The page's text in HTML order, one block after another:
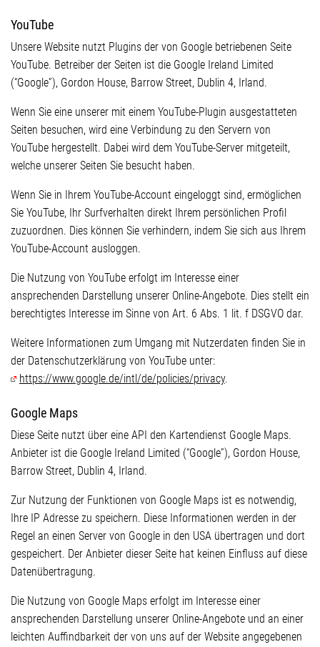
YouTube
Unsere Website nutzt Plugins der von Google betriebenen Seite
YouTube. Betreiber der Seiten ist die Google Ireland Limited
(“Google”), Gordon House, Barrow Street, Dublin 4, Irland.
Wenn Sie eine unserer mit einem YouTube-Plugin ausgestatteten
Seiten besuchen, wird eine Verbindung zu den Servern von
YouTube hergestellt. Dabei wird dem YouTube-Server mitgeteilt,
welche unserer Seiten Sie besucht haben.
Wenn Sie in Ihrem YouTube-Account eingeloggt sind, ermöglichen
Sie YouTube, Ihr Surfverhalten direkt Ihrem persönlichen Profil
zuzuordnen. Dies können Sie verhindern, indem Sie sich aus Ihrem
YouTube-Account ausloggen.
Die Nutzung von YouTube erfolgt im Interesse einer
ansprechenden Darstellung unserer Online-Angebote. Dies stellt ein
berechtigtes Interesse im Sinne von Art. 6 Abs. 1 lit. f DSGVO dar.
Weitere Informationen zum Umgang mit Nutzerdaten finden Sie in
der Datenschutzerklärung von YouTube unter:
https://www.google.de/intl/de/policies/privacy.
Google Maps
Diese Seite nutzt über eine API den Kartendienst Google Maps.
Anbieter ist die Google Ireland Limited (“Google”), Gordon House,
Barrow Street, Dublin 4, Irland.
Zur Nutzung der Funktionen von Google Maps ist es notwendig,
Ihre IP Adresse zu speichern. Diese Informationen werden in der
Regel an einen Server von Google in den USA übertragen und dort
gespeichert. Der Anbieter dieser Seite hat keinen Einfluss auf diese
Datenübertragung.
Die Nutzung von Google Maps erfolgt im Interesse einer
ansprechenden Darstellung unserer Online-Angebote und an einer
leichten Auffindbarkeit der von uns auf der Website angegebenen